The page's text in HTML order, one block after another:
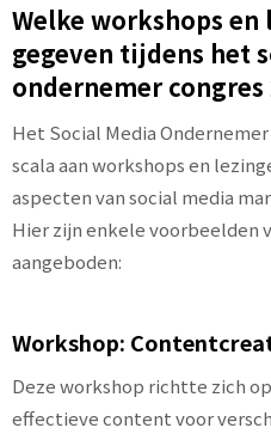
Welke workshops
gegeven tijdens het
ondernemer congres
Het Social Media
scala aan workshops en
aspecten van social media
Hier zijn enkele voorbeelden
aangeboden:
Workshop:
Deze workshop richtte zich
effectieve content voor